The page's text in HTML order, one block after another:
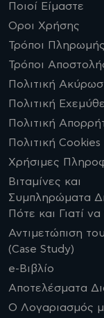
Ποιοί Είμαστε
Οροι Χρήσης
Τρόποι Πληρωμής
Τρόποι
Πολιτική
Πολιτική
Πολιτική
Πολιτική Cookies
Χρήσιμες
Βιταμίνες και
Συμπληρώματα
Πότε και Γιατί
Αντιμετώπιση
(Case Study)
e-Βιβλίο
Αποτελέσματα
Ο Λογαριασμός